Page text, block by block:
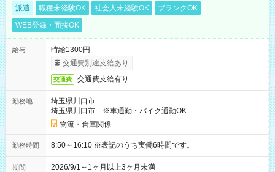
派遣 職種未経験OK 社会人未経験OK
ブランクOK
WEB登録・面接OK
給与
時給1300円
交通費別途支給あり
交通費 交通費支給有り
勤務地
埼玉県川口市
埼玉県川口市 ※車通勤・バイク通勤OK
物流・倉庫関係
勤務時間 8:50～16:10 ※表記のうち実働6時間です。
期間 2026/9/1～1ヶ月以上3ヶ月未満